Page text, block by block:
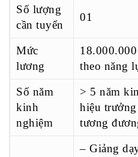
Số lượng
cần tuyển
01
Mức
lương
theo năng
Số năm
kinh
nghiệm
> 5 năm
hiệu
tương
– Giảng